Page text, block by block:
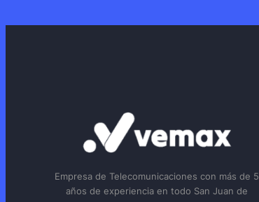
Empresa de Telecomunicaciones con más de 5
años de experiencia en todo San Juan de